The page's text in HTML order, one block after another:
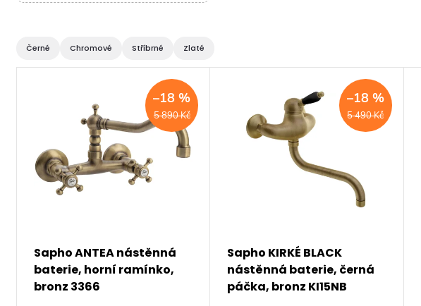
Černé Chromové Stříbrné Zlaté
5 890 Kč
–18 %
Sapho ANTEA nástěnná
baterie, horní ramínko,
bronz 3366
5 490 Kč
–18 %
Sapho KIRKÉ BLACK
nástěnná baterie, černá
páčka, bronz KI15NB